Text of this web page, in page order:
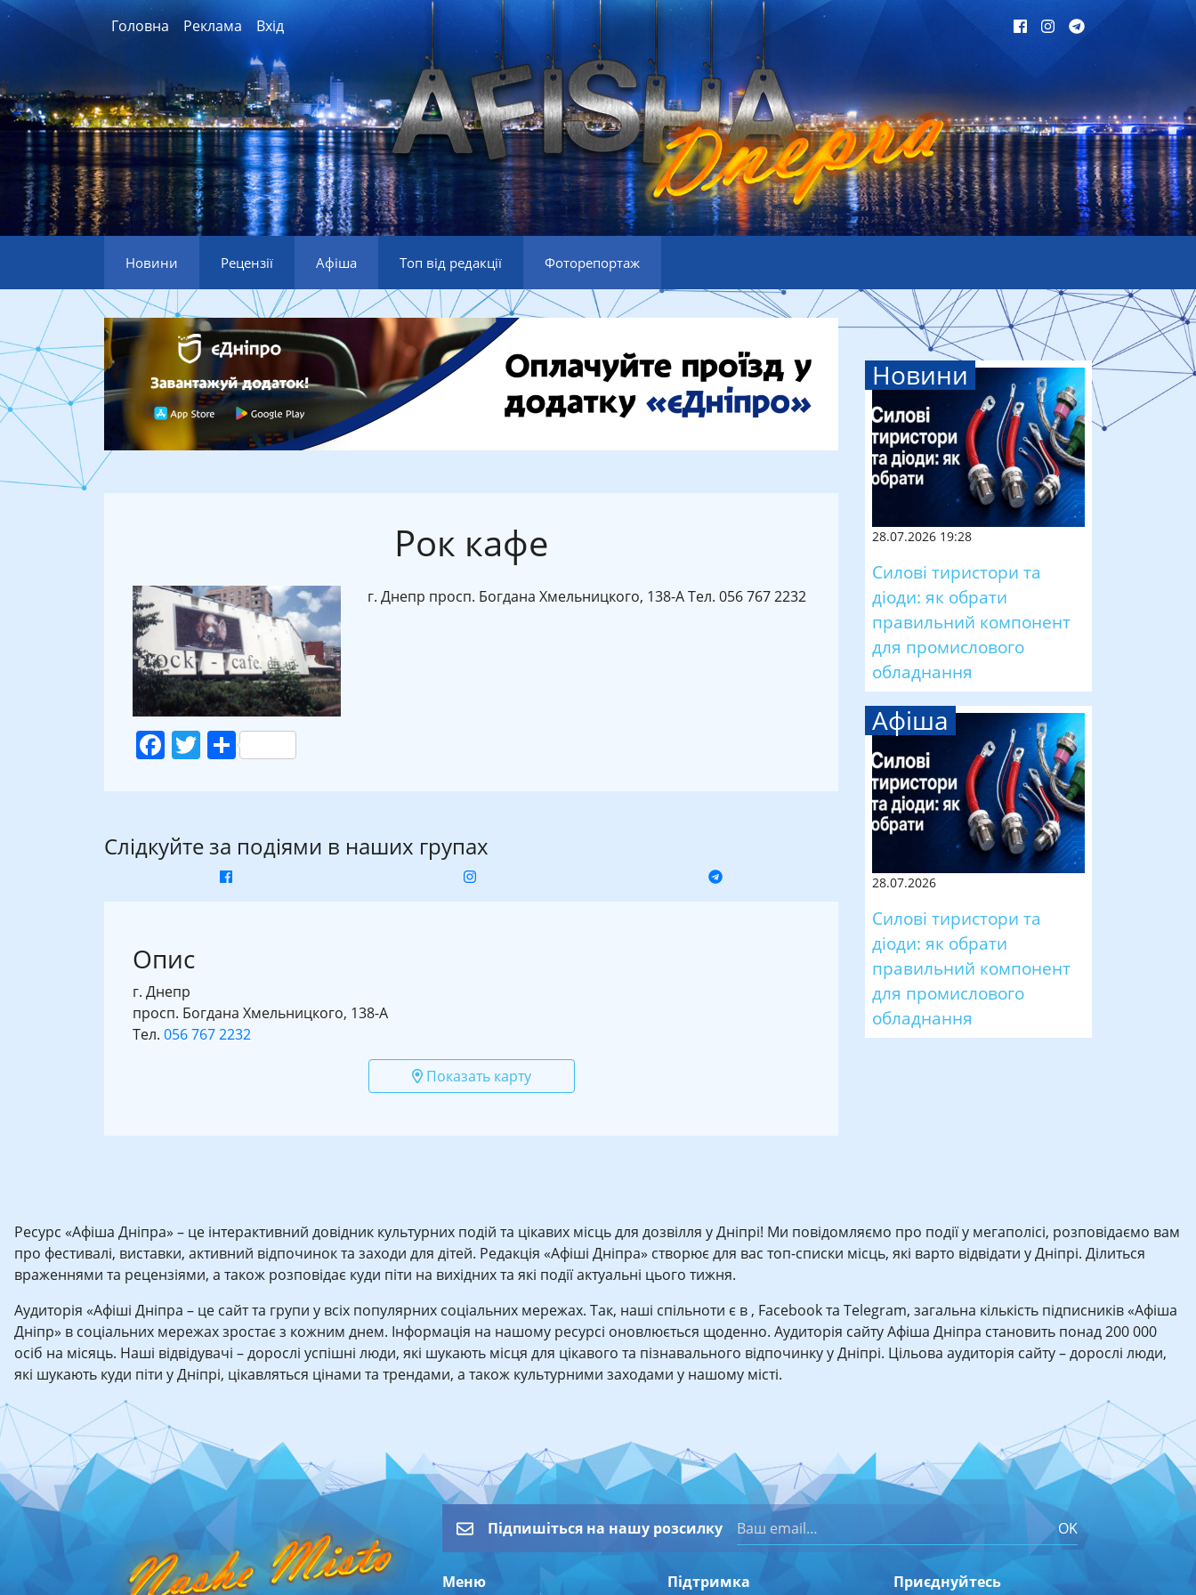
Головна Реклама Вхід
Новини Рецензії Афіша Топ від редакції Фоторепортаж
Рок кафе
Facebook
Twitter
Поділитися
г. Днепр просп. Богдана Хмельницкого, 138-А Тел. 056 767 2232
Слідкуйте за подіями в наших групах
Опис
г. Днепр
просп. Богдана Хмельницкого, 138-А
Тел. 056 767 2232
Показать карту
Новини
28.07.2026 19:28
Силові тиристори та
діоди: як обрати
правильний компонент
для промислового
обладнання
Афіша
28.07.2026
Силові тиристори та
діоди: як обрати
правильний компонент
для промислового
обладнання
Ресурс «Афіша Дніпра» – це інтерактивний довідник культурних подій та цікавих місць для дозвілля у Дніпрі! Ми повідомляємо про події у мегаполісі, розповідаємо вам
про фестивалі, виставки, активний відпочинок та заходи для дітей. Редакція «Афіші Дніпра» створює для вас топ-списки місць, які варто відвідати у Дніпрі. Ділиться
враженнями та рецензіями, а також розповідає куди піти на вихідних та які події актуальні цього тижня.
Аудиторія «Афіші Дніпра – це сайт та групи у всіх популярних соціальних мережах. Так, наші спільноти є в , Facebook та Telegram, загальна кількість підписників «Афіша
Дніпр» в соціальних мережах зростає з кожним днем. Інформація на нашому ресурсі оновлюється щоденно. Аудиторія сайту Афіша Дніпра становить понад 200 000
осіб на місяць. Наші відвідувачі – дорослі успішні люди, які шукають місця для цікавого та пізнавального відпочинку у Дніпрі. Цільова аудиторія сайту – дорослі люди,
які шукають куди піти у Дніпрі, цікавляться цінами та трендами, а також культурними заходами у нашому місті.
Підпишіться на нашу розсилку OK
Меню Підтримка Приєднуйтесь